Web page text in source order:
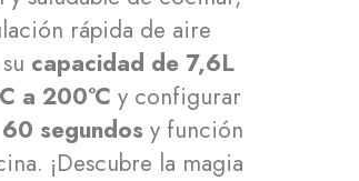
rápida de aire
capacidad de 7,6L
a 200°C y configurar
segundos y función
¡Descubre la magia